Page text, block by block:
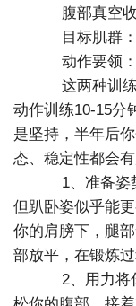
腹部真空收
目标肌群
动作要领：
这两种训练
动作训练10-15分
是坚持，半年后
态、稳定性都会有
1、准备姿
但趴卧姿似乎能
你的肩膀下，腿
部放平，在锻炼
2、用力将